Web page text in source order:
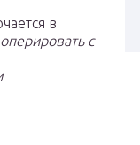
в
оперировать с